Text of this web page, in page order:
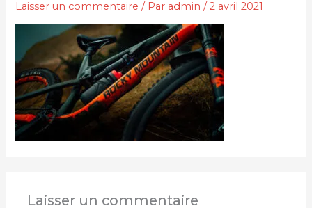
Laisser un commentaire / Par admin/2 avril 2021
Laisser un commentaire